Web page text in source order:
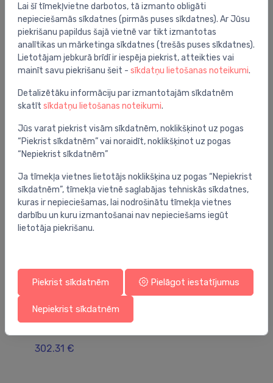
Preces apraksts
filtra elements Grohe Blue, 3-fāžu, 3000 l
Filtru elementi maisītājiem
starta komplekts BWT MIXXO filtra
302.31 €
Lai šī tīmekļvietne darbotos, tā izmanto obligāti
nepieciešamās sīkdatnes (pirmās puses sīkdatnes). Ar Jūsu
piekrišanu papildus šajā vietnē var tikt izmantotas
analītikas un mārketinga sīkdatnes (trešās puses sīkdatnes).
Lietotājam jebkurā brīdī ir iespēja piekrist, atteikties vai
mainīt savu piekrišanu šeit - sīkdatņu lietošanas noteikumi.
Detalizētāku informāciju par izmantotajām sīkdatnēm
skatīt sīkdatņu lietošanas noteikumi.
Jūs varat piekrist visām sīkdatnēm, noklikšķinot uz pogas
“Piekrist sīkdatnēm” vai noraidīt, noklikšķinot uz pogas
“Nepiekrist sīkdatnēm”
Ja tīmekļa vietnes lietotājs noklikšķina uz pogas “Nepiekrist
sīkdatnēm”, tīmekļa vietnē saglabājas tehniskās sīkdatnes,
kuras ir nepieciešamas, lai nodrošinātu tīmekļa vietnes
darbību un kuru izmantošanai nav nepieciešams iegūt
lietotāja piekrišanu.
Piekrist sīkdatnēm Pielāgot iestatījumus
Nepiekrist sīkdatnēm